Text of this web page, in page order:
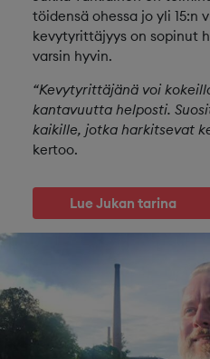
töidensä ohessa jo yli 15:n
kevytyrittäjyys on sopinut
varsin hyvin.
“Kevytyrittäjänä voi
kantavuutta helposti.
kaikille, jotka harkitsevat
kertoo.
Lue Jukan tarina